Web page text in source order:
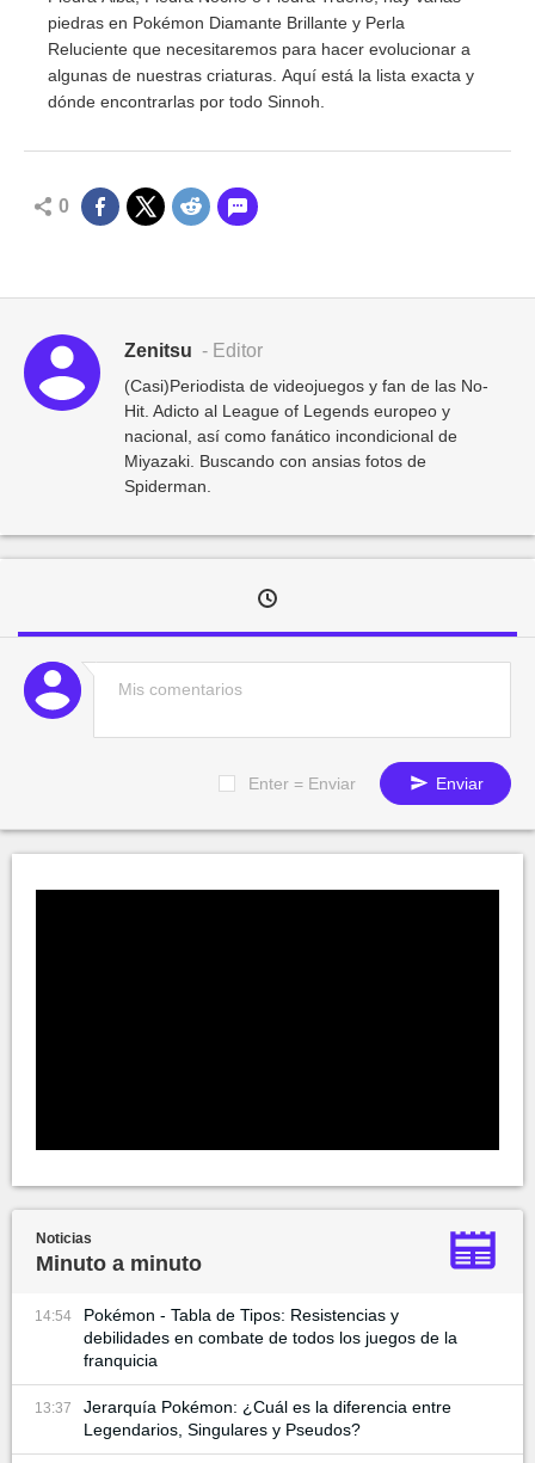
piedras en Pokémon Diamante Brillante y Perla
Reluciente que necesitaremos para hacer evolucionar a
algunas de nuestras criaturas. Aquí está la lista exacta y
dónde encontrarlas por todo Sinnoh.
0
Zenitsu - Editor
(Casi)Periodista de videojuegos y fan de las No-
Hit. Adicto al League of Legends europeo y
nacional, así como fanático incondicional de
Miyazaki. Buscando con ansias fotos de
Spiderman.
Enter = Enviar Enviar
Noticias
Minuto a minuto
14:54
Pokémon - Tabla de Tipos: Resistencias y
debilidades en combate de todos los juegos de la
franquicia
13:37
Jerarquía Pokémon: ¿Cuál es la diferencia entre
Legendarios, Singulares y Pseudos?